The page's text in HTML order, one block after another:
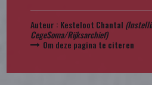
Auteur : Kesteloot Chantal
CegeSoma/Rijksarchief)
Om deze pagina te citeren